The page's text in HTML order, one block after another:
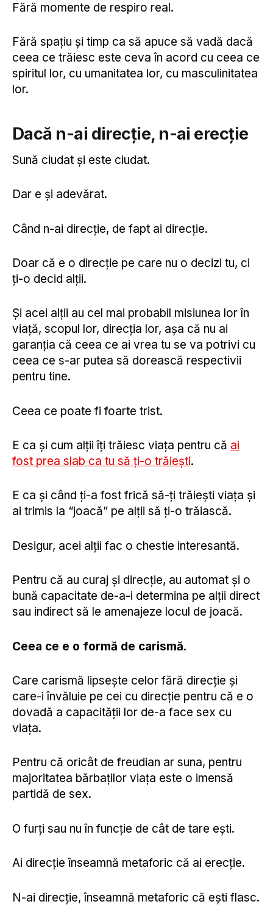
Fără momente de respiro real.
Fără spațiu și timp ca să apuce să vadă dacă
ceea ce trăiesc este ceva în acord cu ceea ce
spiritul lor, cu umanitatea lor, cu masculinitatea
lor.
Dacă n-ai direcție, n-ai erecție
Sună ciudat și este ciudat.
Dar e și adevărat.
Când n-ai direcție, de fapt ai direcție.
Doar că e o direcție pe care nu o decizi tu, ci
ți-o decid alții.
Și acei alții au cel mai probabil misiunea lor în
viață, scopul lor, direcția lor, așa că nu ai
garanția că ceea ce ai vrea tu se va potrivi cu
ceea ce s-ar putea să dorească respectivii
pentru tine.
Ceea ce poate fi foarte trist.
E ca și cum alții îți trăiesc viața pentru că ai
fost prea slab ca tu să ți-o trăiești.
E ca și când ți-a fost frică să-ți trăiești viața și
ai trimis la “joacă” pe alții să ți-o trăiască.
Desigur, acei alții fac o chestie interesantă.
Pentru că au curaj și direcție, au automat și o
bună capacitate de-a-i determina pe alții direct
sau indirect să le amenajeze locul de joacă.
Ceea ce e o formă de carismă.
Care carismă lipsește celor fără direcție și
care-i învăluie pe cei cu direcție pentru că e o
dovadă a capacității lor de-a face sex cu
viața.
Pentru că oricât de freudian ar suna, pentru
majoritatea bărbaților viața este o imensă
partidă de sex.
O furți sau nu în funcție de cât de tare ești.
Ai direcție înseamnă metaforic că ai erecție.
N-ai direcție, înseamnă metaforic că ești flasc.